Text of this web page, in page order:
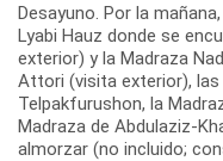
Desayuno. Por la
Lyabi Hauz donde se
exterior) y la Madraza
Attori (visita exterior),
Telpakfurushon, la
Madraza de Abdulaziz-
almorzar (no incluido;